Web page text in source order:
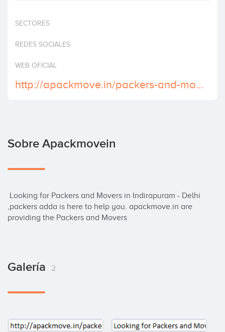
SECTORES
REDES SOCIALES
WEB OFICIAL
http://apackmove.in/packers-and-movers-indirapuram.html
Sobre Apackmovein
,packers adda is here to help you. apackmove.in are
providing the Packers and Movers
Galería 2